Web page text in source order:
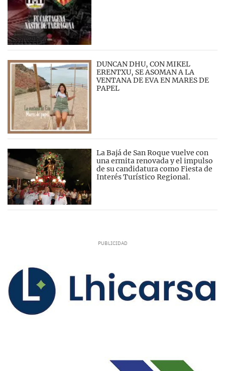
DUNCAN DHU, CON MIKEL
ERENTXU, SE ASOMAN A LA
VENTANA DE EVA EN MARES DE
PAPEL
La Bajá de San Roque vuelve con
una ermita renovada y el impulso
de su candidatura como Fiesta de
Interés Turístico Regional.